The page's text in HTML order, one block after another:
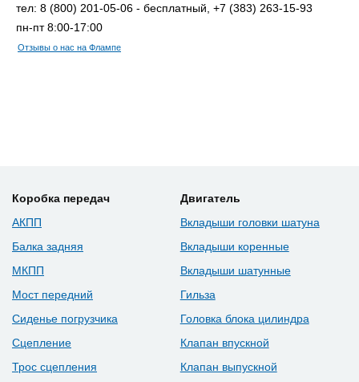
тел: 8 (800) 201-05-06 - бесплатный, +7 (383) 263-15-93
пн-пт 8:00-17:00
Отзывы о нас на Флампе
Коробка передач
АКПП
Балка задняя
МКПП
Мост передний
Сиденье погрузчика
Сцепление
Трос сцепления
Двигатель
Вкладыши головки шатуна
Вкладыши коренные
Вкладыши шатунные
Гильза
Головка блока цилиндра
Клапан впускной
Клапан выпускной